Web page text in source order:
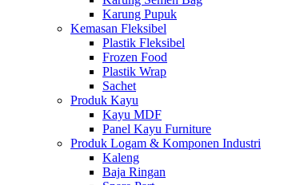
Karung Pupuk
Kemasan Fleksibel
Plastik Fleksibel
Frozen Food
Plastik Wrap
Sachet
Produk Kayu
Kayu MDF
Panel Kayu Furniture
Produk Logam & Komponen Industri
Kaleng
Baja Ringan